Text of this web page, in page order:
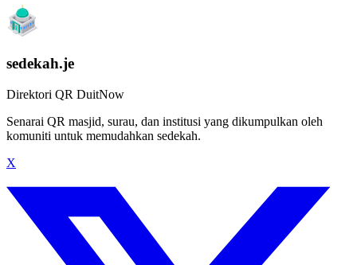
sedekah.je
Direktori QR DuitNow
Senarai QR masjid, surau, dan institusi yang dikumpulkan oleh
komuniti untuk memudahkan sedekah.
X